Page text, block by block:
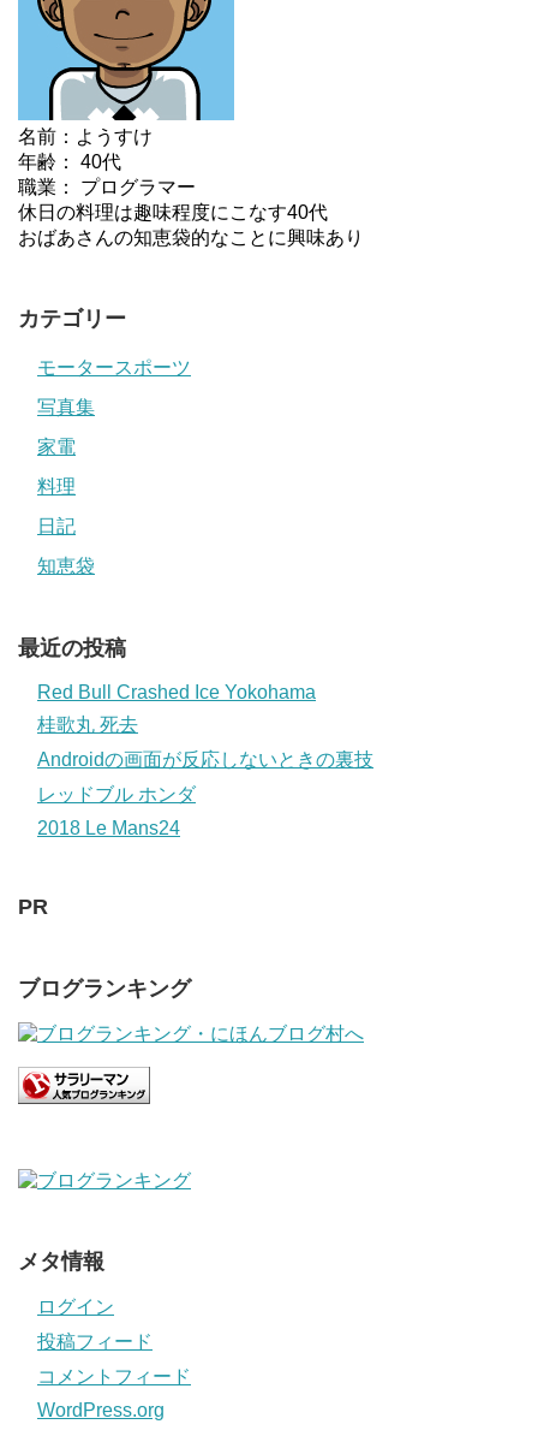
名前：ようすけ
年齢： 40代
職業： プログラマー
休日の料理は趣味程度にこなす40代
おばあさんの知恵袋的なことに興味あり
カテゴリー
モータースポーツ
写真集
家電
料理
日記
知恵袋
最近の投稿
Red Bull Crashed Ice Yokohama
桂歌丸 死去
Androidの画面が反応しないときの裏技
レッドブル ホンダ
2018 Le Mans24
PR
ブログランキング
メタ情報
ログイン
投稿フィード
コメントフィード
WordPress.org